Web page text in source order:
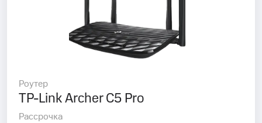
Роутер
TP-Link Archer C5 Pro
Рассрочка